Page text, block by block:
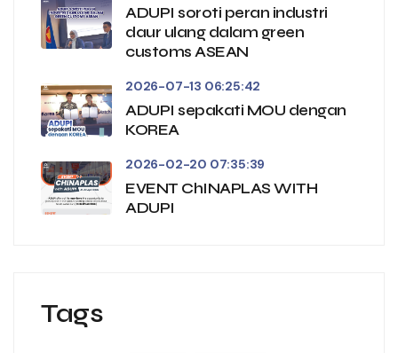
ADUPI soroti peran industri
daur ulang dalam green
customs ASEAN
2026-07-13 06:25:42
ADUPI sepakati MOU dengan
KOREA
2026-02-20 07:35:39
EVENT ChINAPLAS WITH
ADUPI
Tags